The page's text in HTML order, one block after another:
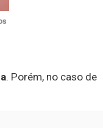
. Porém, no caso de